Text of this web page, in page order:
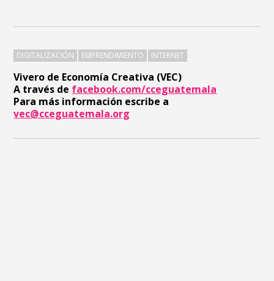
Vivero de Economía Creativa (VEC)
A través de facebook.com/cceguatemala
Para más información escribe a
vec@cceguatemala.org
DIGITALIZACIÓN EMPRENDIMIENTO INTERNET